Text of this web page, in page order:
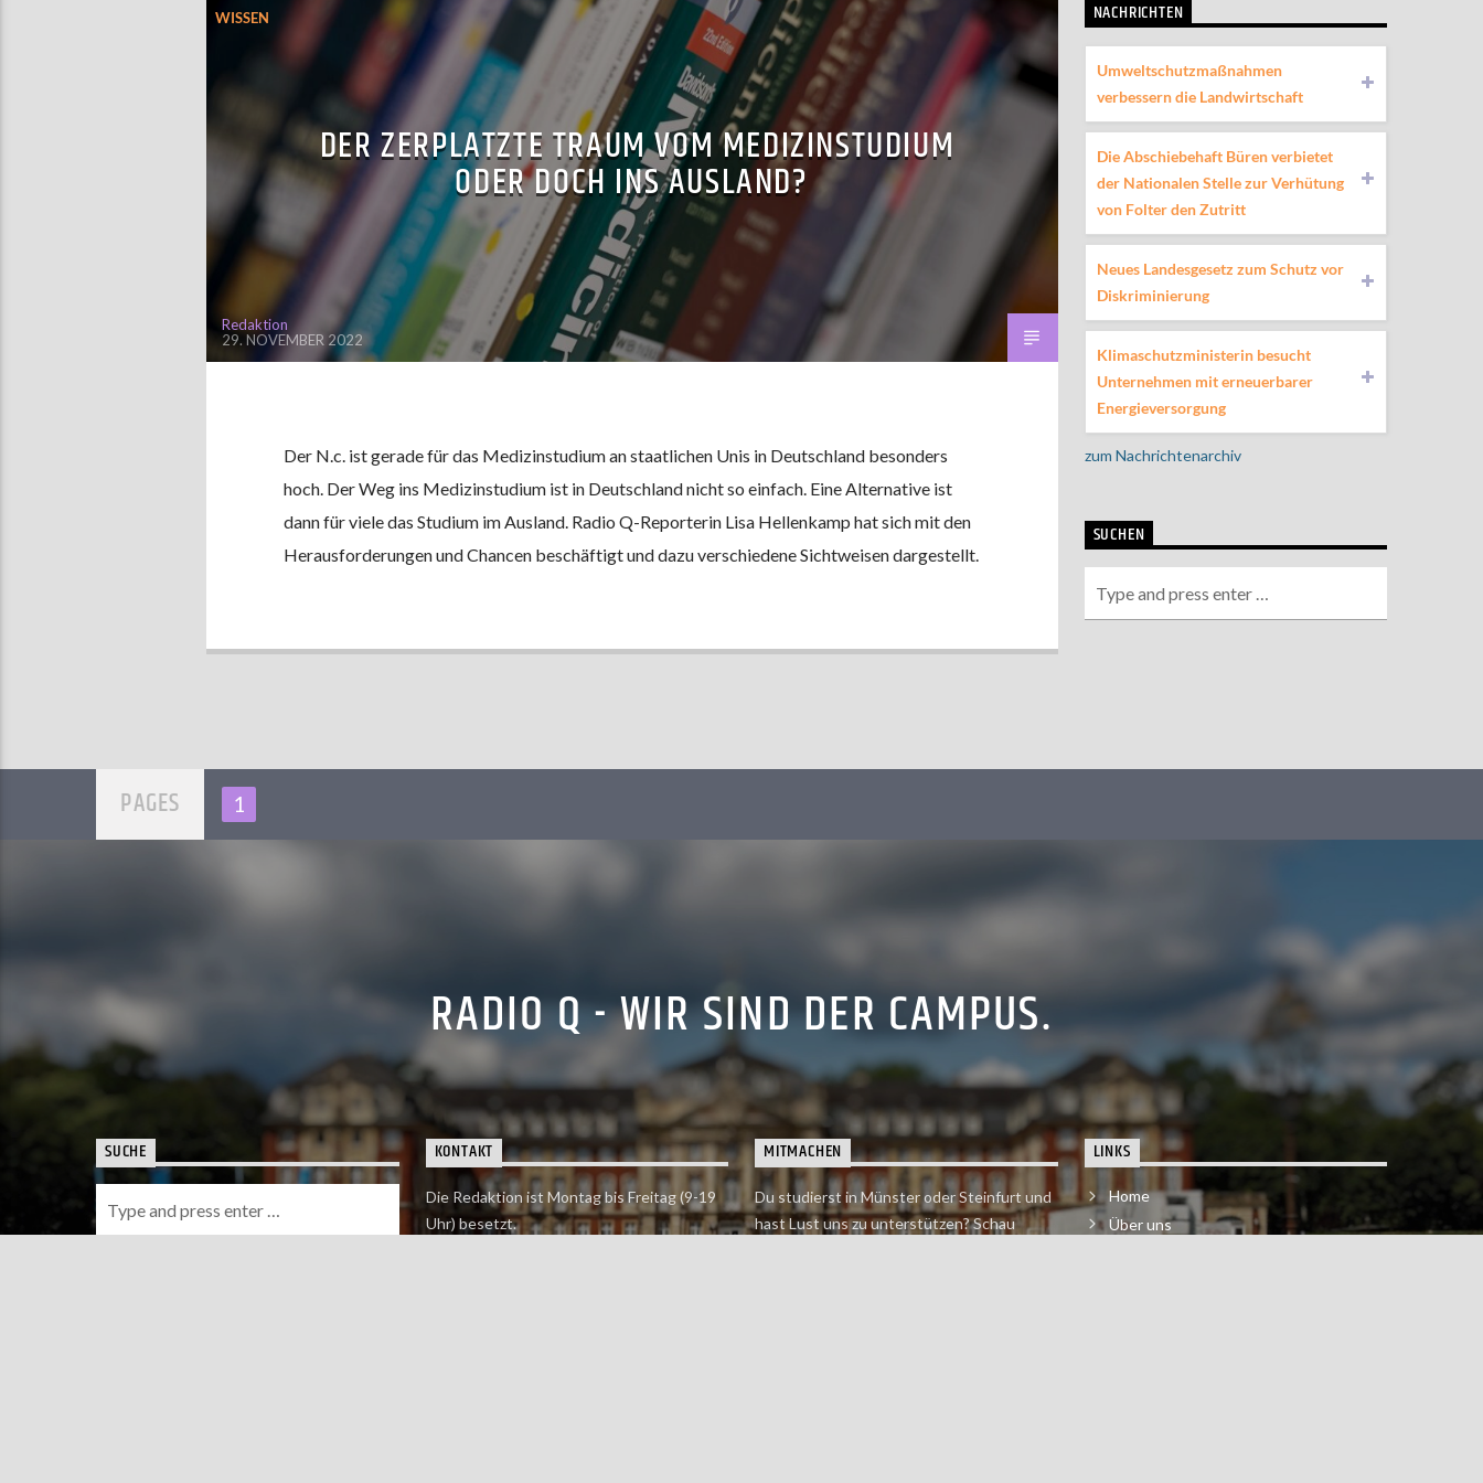
WISSEN
DER ZERPLATZTE TRAUM VOM MEDIZINSTUDIUM
ODER DOCH INS AUSLAND?
Redaktion
29. NOVEMBER 2022
Der N.c. ist gerade für das Medizinstudium an staatlichen Unis in Deutschland besonders
hoch. Der Weg ins Medizinstudium ist in Deutschland nicht so einfach. Eine Alternative ist
dann für viele das Studium im Ausland. Radio Q-Reporterin Lisa Hellenkamp hat sich mit den
Herausforderungen und Chancen beschäftigt und dazu verschiedene Sichtweisen dargestellt.
NACHRICHTEN
Umweltschutzmaßnahmen
verbessern die Landwirtschaft
Die Abschiebehaft Büren verbietet
der Nationalen Stelle zur Verhütung
von Folter den Zutritt
Neues Landesgesetz zum Schutz vor
Diskriminierung
Klimaschutzministerin besucht
Unternehmen mit erneuerbarer
Energieversorgung
zum Nachrichtenarchiv
SUCHEN
PAGES 1
RADIO Q - WIR SIND DER CAMPUS.
SUCHE KONTAKT
Die Redaktion ist Montag bis Freitag (9-19
Uhr) besetzt.
MITMACHEN
Du studierst in Münster oder Steinfurt und
hast Lust uns zu unterstützen? Schau
LINKS
Home
Über uns